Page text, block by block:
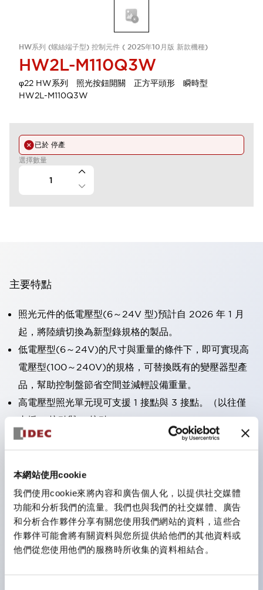
本網站使用cookie
我們使用cookie來將內容和廣告個人化，以提供社交媒體
功能和分析我們的流量。我們也與我們的社交媒體、廣告
和分析合作夥伴分享有關您使用我們網站的資料，這些合
作夥伴可能會將有關資料與您所提供給他們的其他資料或
他們從您使用他們的服務時所收集的資料相結合。
HW系列 (螺絲端子型) 控制元件 ( 2025年10月版 新款機種)
HW2L-M110Q3W
φ22 HW系列 照光按鈕開關 正方平頭形 瞬時型
HW2L-M110Q3W
已於 停產
選擇數量
主要特點
照光元件的低電壓型(6～24V 型)預計自 2026 年 1 月
起，將陸續切換為新型錄規格的製品。
低電壓型(6～24V)的尺寸與重量的條件下，即可實現高
電壓型(100～240V)的規格，可替換既有的變壓器型產
品，幫助控制盤節省空間並減輕設備重量。
高電壓型照光單元現可支援 1 接點與 3 接點。（以往僅
支援 2 接點與 4 接點）。
採用一體成型端子蓋，具備極高安全性的手指保護結構。
防護結構可防止水或油從面板前方滲入：IP65（僅雙按
鈕開關為 IP40）。
雙按鈕開關，可將兩個獨立動作的按鈕以及一個指示燈這
三種功能集結於一顆開關。
完整支援全球各地需求的多種電壓規格。
需分色管理的 LED 燈泡，如今可用單一顆燈泡呈現多種